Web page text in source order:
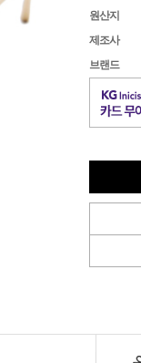
원산지
제조사
브랜드